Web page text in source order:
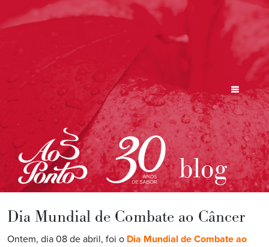
blog
Dia Mundial de Combate ao Câncer
Ontem, dia 08 de abril, foi o Dia Mundial de Combate ao